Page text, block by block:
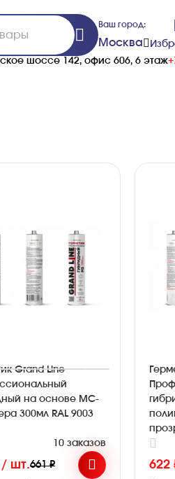
Ваш город:
Москва
шоссе 142, офис 606, 6 этаж
Grand Line
на основе МС-
300мл RAL 9003
10 заказов
/ шт.661 ₽ 622